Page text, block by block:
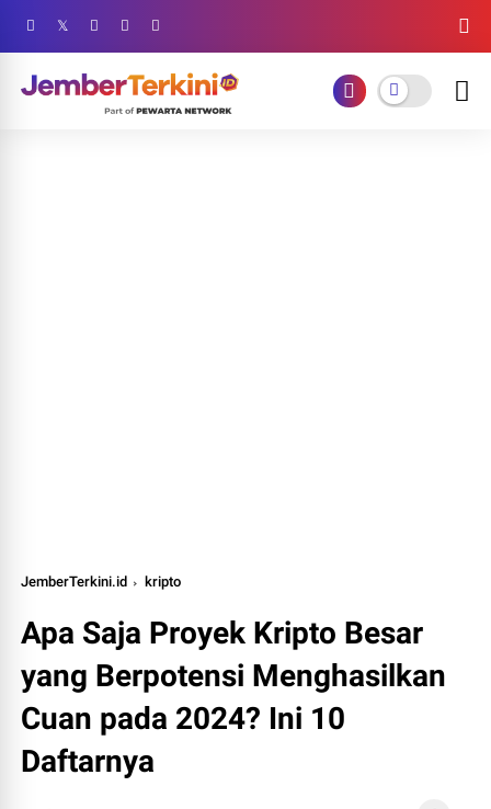
JemberTerkini.id kripto
Apa Saja Proyek Kripto Besar
yang Berpotensi Menghasilkan
Cuan pada 2024? Ini 10
Daftarnya